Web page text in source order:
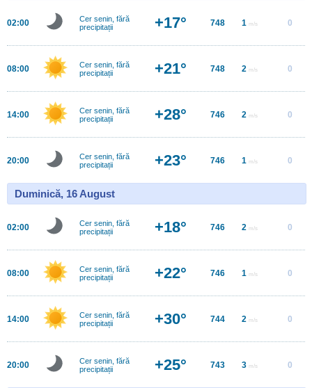
02:00
Cer senin, fără
precipitații
+17° 748 1 m/s 0
08:00
Cer senin, fără
precipitații
+21° 748 2 m/s 0
14:00
Cer senin, fără
precipitații
+28° 746 2 m/s 0
20:00
Cer senin, fără
precipitații
+23° 746 1 m/s 0
Duminică, 16 August
02:00
Cer senin, fără
precipitații
+18° 746 2 m/s 0
08:00
Cer senin, fără
precipitații
+22° 746 1 m/s 0
14:00
Cer senin, fără
precipitații
+30° 744 2 m/s 0
20:00
Cer senin, fără
precipitații
+25° 743 3 m/s 0